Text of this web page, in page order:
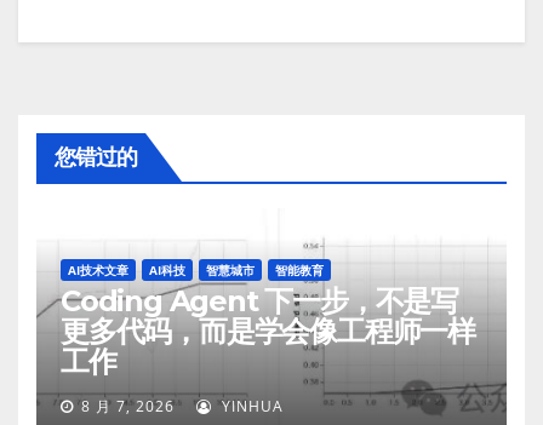
您错过的
AI技术文章 AI科技 智慧城市 智能教育
Coding Agent 下一步，不是写
更多代码，而是学会像工程师一样
工作
8 月 7, 2026 YINHUA